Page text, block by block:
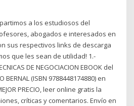
a los estudiosos del
abogados e interesados en
sus respectivos links de descarga
que les sean de utilidad! 1.-
DE NEGOCIACION EBOOK del
BERNAL (ISBN 9788448174880) en
PRECIO, leer online gratis la
críticas y comentarios. Envío en